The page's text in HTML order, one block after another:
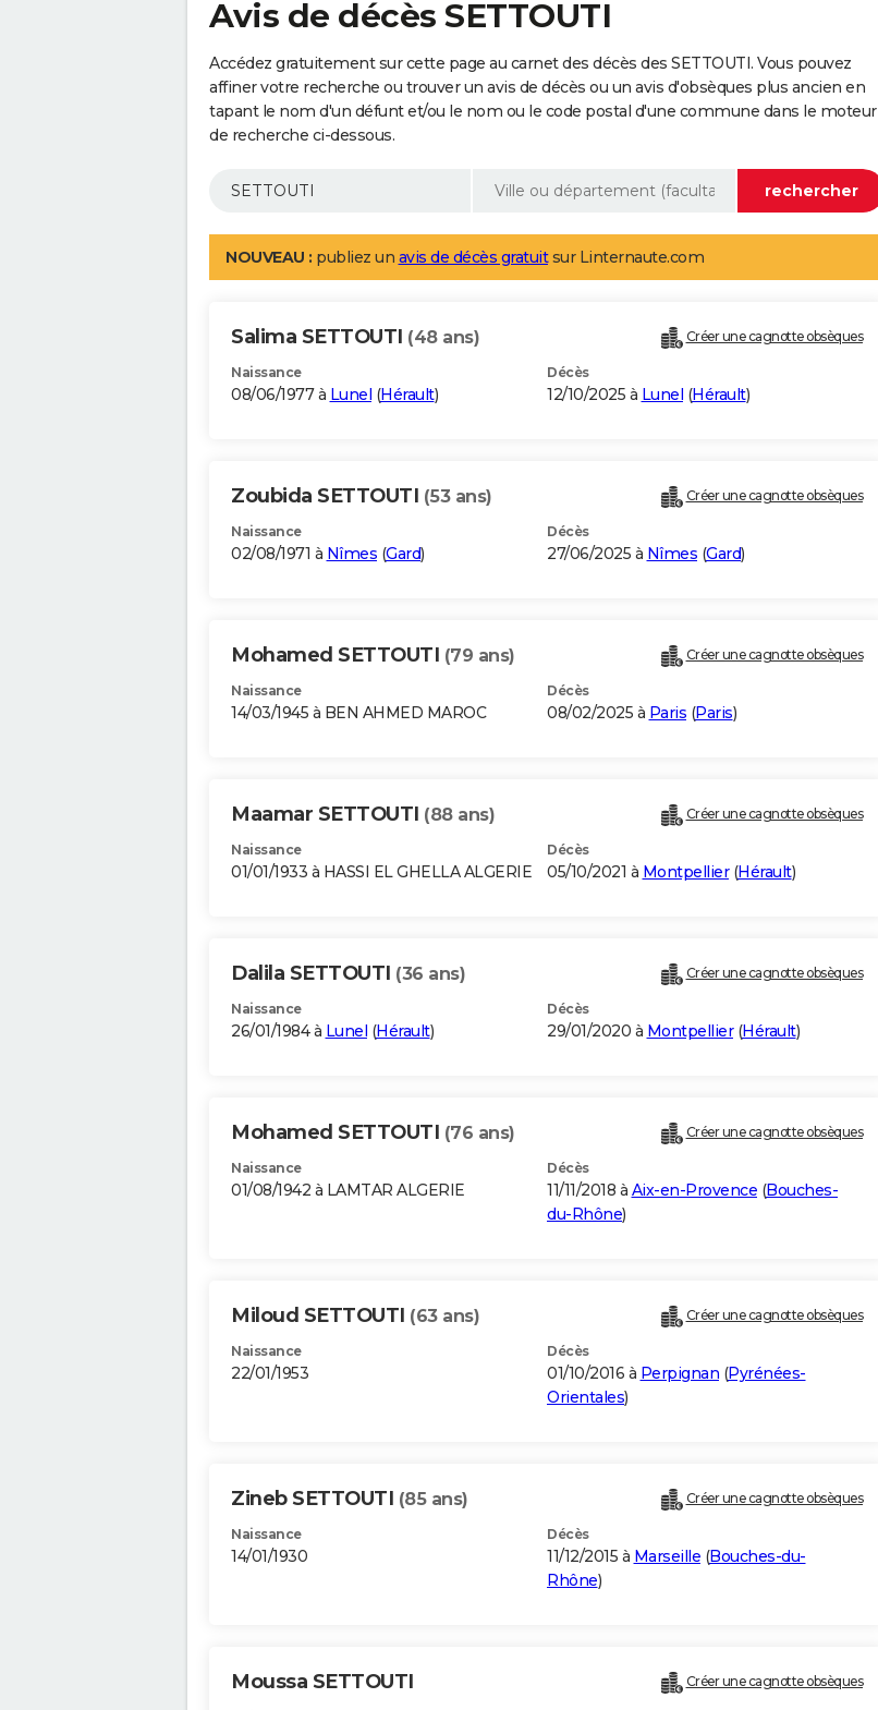
Avis de décès SETTOUTI
Accédez gratuitement sur cette page au carnet des décès des SETTOUTI. Vous pouvez
affiner votre recherche ou trouver un avis de décès ou un avis d'obsèques plus ancien en
tapant le nom d'un défunt et/ou le nom ou le code postal d'une commune dans le moteur
de recherche ci-dessous.
NOUVEAU : publiez un avis de décès gratuitsur Linternaute.com
Salima SETTOUTI (48 ans) Créer une cagnotte obsèques
Naissance
08/06/1977 à Lunel (Hérault)
Décès
12/10/2025 à Lunel (Hérault)
Zoubida SETTOUTI (53 ans) Créer une cagnotte obsèques
Naissance
02/08/1971 à Nîmes (Gard)
Décès
27/06/2025 à Nîmes (Gard)
Mohamed SETTOUTI (79 ans) Créer une cagnotte obsèques
Naissance
14/03/1945 à BEN AHMED MAROC
Décès
08/02/2025 à Paris (Paris)
Maamar SETTOUTI (88 ans) Créer une cagnotte obsèques
Naissance
01/01/1933 à HASSI EL GHELLA ALGERIE
Décès
05/10/2021 à Montpellier(Hérault)
Dalila SETTOUTI (36 ans) Créer une cagnotte obsèques
Naissance
26/01/1984 à Lunel (Hérault)
Décès
29/01/2020 à Montpellier(Hérault)
Mohamed SETTOUTI (76 ans) Créer une cagnotte obsèques
Naissance
01/08/1942 à LAMTAR ALGERIE
Décès
11/11/2018 à Aix-en-Provence (Bouches-
du-Rhône)
Miloud SETTOUTI (63 ans) Créer une cagnotte obsèques
Naissance
22/01/1953
Décès
01/10/2016 à Perpignan (Pyrénées-
Orientales)
Zineb SETTOUTI (85 ans) Créer une cagnotte obsèques
Naissance
14/01/1930
Décès
11/12/2015 à Marseille (Bouches-du-
Rhône)
Moussa SETTOUTI Créer une cagnotte obsèques